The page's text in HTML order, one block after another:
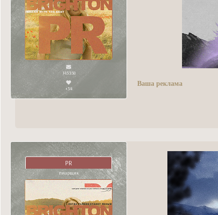
143358
+34
Ваша реклама
PR
пиарщик